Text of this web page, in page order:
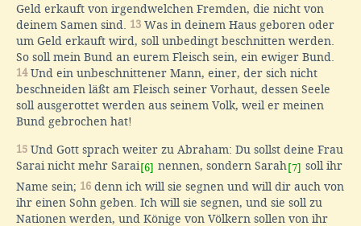
Geld erkauft von irgendwelchen Fremden, die nicht von
deinem Samen sind. 13 Was in deinem Haus geboren oder
um Geld erkauft wird, soll unbedingt beschnitten werden.
So soll mein Bund an eurem Fleisch sein, ein ewiger Bund.
14Und ein unbeschnittener Mann, einer, der sich nicht
beschneiden läßt am Fleisch seiner Vorhaut, dessen Seele
soll ausgerottet werden aus seinem Volk, weil er meinen
Bund gebrochen hat!
15 Und Gott sprach weiter zu Abraham: Du sollst deine Frau
Sarai nicht mehr Sarai[6] nennen, sondern Sarah [7] soll ihr
Name sein; 16 denn ich will sie segnen und will dir auch von
ihr einen Sohn geben. Ich will sie segnen, und sie soll zu
Nationen werden, und Könige von Völkern sollen von ihr